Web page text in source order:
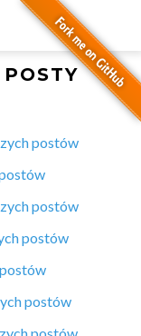
postów
postów
postów
postów